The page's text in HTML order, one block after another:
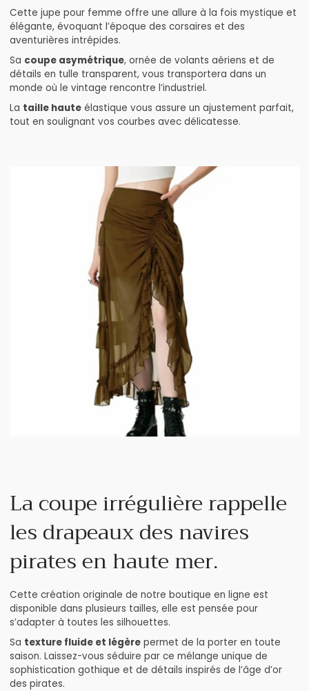
Cette jupe pour femme offre une allure à la fois mystique et
élégante, évoquant l’époque des corsaires et des
aventurières intrépides.
Sa coupe asymétrique, ornée de volants aériens et de
détails en tulle transparent, vous transportera dans un
monde où le vintage rencontre l’industriel.
La taille hauteélastique vous assure un ajustement parfait,
tout en soulignant vos courbes avec délicatesse.
La coupe irrégulière rappelle
les drapeaux des navires
pirates en haute mer.
Cette création originale de notre boutique en ligne est
disponible dans plusieurs tailles, elle est pensée pour
s’adapter à toutes les silhouettes.
Sa texture fluide et légèrepermet de la porter en toute
saison. Laissez-vous séduire par ce mélange unique de
sophistication gothique et de détails inspirés de l’âge d’or
des pirates.